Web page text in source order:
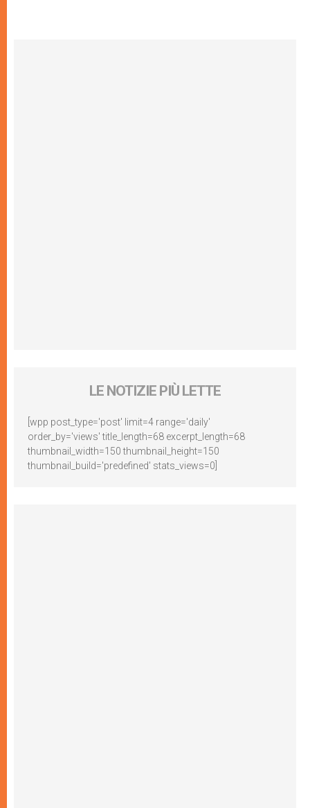
LE NOTIZIE PIÙ LETTE
[wpp post_type='post' limit=4 range='daily'
order_by='views' title_length=68 excerpt_length=68
thumbnail_width=150 thumbnail_height=150
thumbnail_build='predefined' stats_views=0]